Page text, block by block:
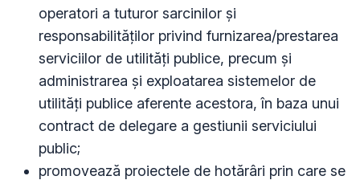
operatori a tuturor sarcinilor și
responsabilităților privind furnizarea/prestarea
serviciilor de utilități publice, precum și
administrarea și exploatarea sistemelor de
utilități publice aferente acestora, în baza unui
contract de delegare a gestiunii serviciului
public;
promovează proiectele de hotărâri prin care se